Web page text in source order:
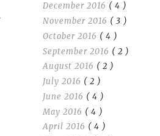
December 2016 ( 4 )
November 2016 ( 3 )
October 2016 ( 4 )
September 2016 ( 2 )
August 2016 ( 2 )
July 2016 ( 2 )
June 2016 ( 4 )
May 2016 ( 4 )
April 2016 ( 4 )